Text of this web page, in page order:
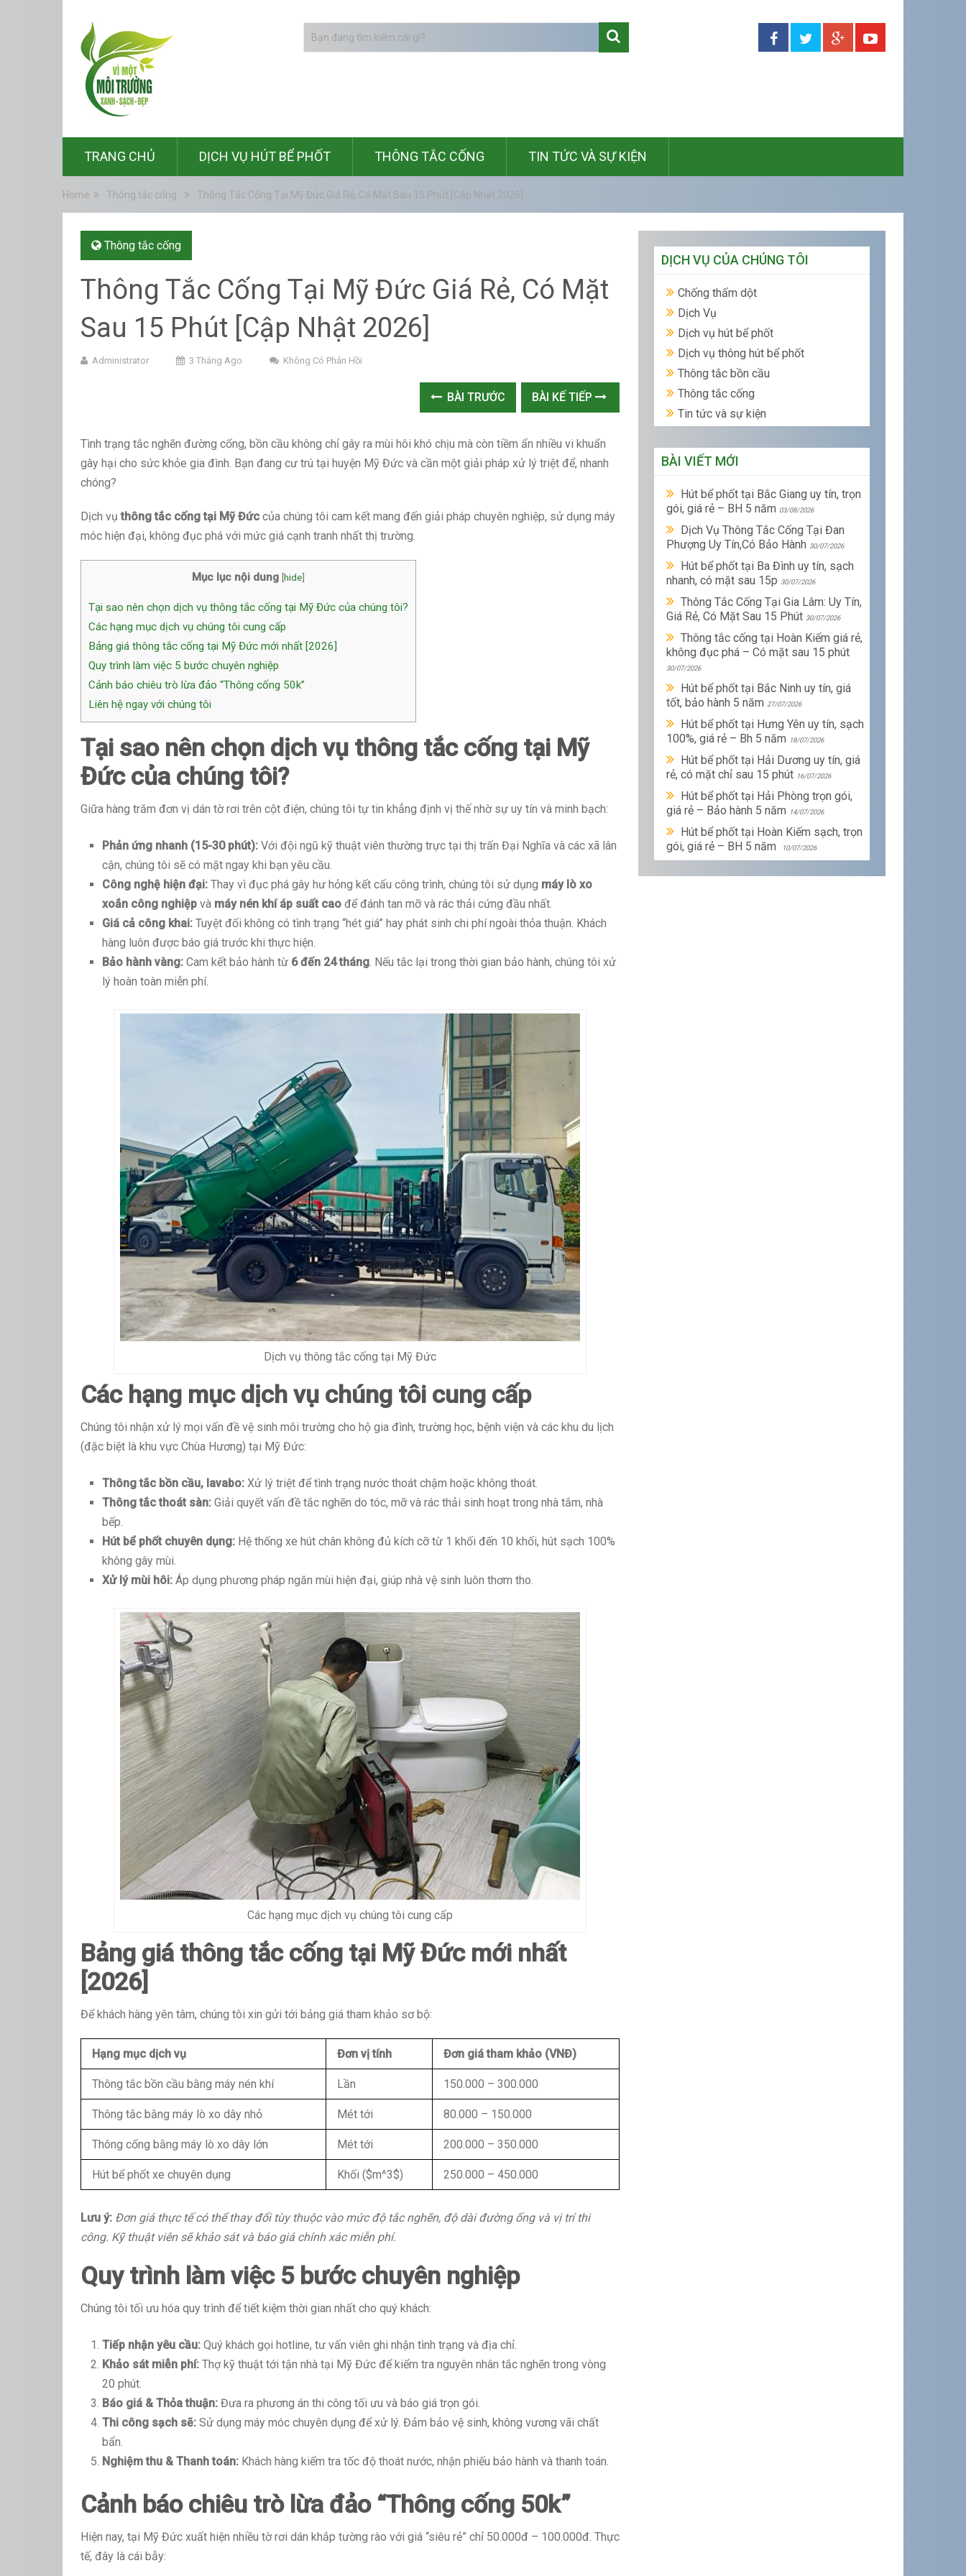
TRANG CHỦ DỊCH VỤ HÚT BỂ PHỐT THÔNG TẮC CỐNG TIN TỨC VÀ SỰ KIỆN
Home Thông tắc cống Thông Tắc Cống Tại Mỹ Đức Giá Rẻ, Có Mặt Sau 15 Phút [Cập Nhật 2026]
Thông tắc cống
Thông Tắc Cống Tại Mỹ Đức Giá Rẻ, Có Mặt
Sau 15 Phút [Cập Nhật 2026]
Administrator 3 Tháng Ago Không Có Phản Hồi
BÀI TRƯỚC BÀI KẾ TIẾP
Tình trạng tắc nghẽn đường cống, bồn cầu không chỉ gây ra mùi hôi khó chịu mà còn tiềm ẩn nhiều vi khuẩn
gây hại cho sức khỏe gia đình. Bạn đang cư trú tại huyện Mỹ Đức và cần một giải pháp xử lý triệt để, nhanh
chóng?
Dịch vụthông tắc cống tại Mỹ Đức của chúng tôi cam kết mang đến giải pháp chuyên nghiệp, sử dụng máy
móc hiện đại, không đục phá với mức giá cạnh tranh nhất thị trường.
Mục lục nội dung [hide]
Tại sao nên chọn dịch vụ thông tắc cống tại Mỹ Đức của chúng tôi?
Các hạng mục dịch vụ chúng tôi cung cấp
Bảng giá thông tắc cống tại Mỹ Đức mới nhất [2026]
Quy trình làm việc 5 bước chuyên nghiệp
Cảnh báo chiêu trò lừa đảo “Thông cống 50k”
Liên hệ ngay với chúng tôi
Tại sao nên chọn dịch vụ thông tắc cống tại Mỹ
Đức của chúng tôi?
Giữa hàng trăm đơn vị dán tờ rơi trên cột điện, chúng tôi tự tin khẳng định vị thế nhờ sự uy tín và minh bạch:
Phản ứng nhanh (15-30 phút): Với đội ngũ kỹ thuật viên thường trực tại thị trấn Đại Nghĩa và các xã lân
cận, chúng tôi sẽ có mặt ngay khi bạn yêu cầu.
Công nghệ hiện đại: Thay vì đục phá gây hư hỏng kết cấu công trình, chúng tôi sử dụng máy lò xo
xoắn công nghiệp và máy nén khí áp suất cao để đánh tan mỡ và rác thải cứng đầu nhất.
Giá cả công khai: Tuyệt đối không có tình trạng “hét giá” hay phát sinh chi phí ngoài thỏa thuận. Khách
hàng luôn được báo giá trước khi thực hiện.
Bảo hành vàng: Cam kết bảo hành từ 6 đến 24 tháng. Nếu tắc lại trong thời gian bảo hành, chúng tôi xử
lý hoàn toàn miễn phí.
Dịch vụ thông tắc cống tại Mỹ Đức
Các hạng mục dịch vụ chúng tôi cung cấp
Chúng tôi nhận xử lý mọi vấn đề vệ sinh môi trường cho hộ gia đình, trường học, bệnh viện và các khu du lịch
(đặc biệt là khu vực Chùa Hương) tại Mỹ Đức:
Thông tắc bồn cầu, lavabo: Xử lý triệt để tình trạng nước thoát chậm hoặc không thoát.
Thông tắc thoát sàn: Giải quyết vấn đề tắc nghẽn do tóc, mỡ và rác thải sinh hoạt trong nhà tắm, nhà
bếp.
Hút bể phốt chuyên dụng: Hệ thống xe hút chân không đủ kích cỡ từ 1 khối đến 10 khối, hút sạch 100%
không gây mùi.
Xử lý mùi hôi: Áp dụng phương pháp ngăn mùi hiện đại, giúp nhà vệ sinh luôn thơm tho.
Các hạng mục dịch vụ chúng tôi cung cấp
Bảng giá thông tắc cống tại Mỹ Đức mới nhất
[2026]
Để khách hàng yên tâm, chúng tôi xin gửi tới bảng giá tham khảo sơ bộ:
Hạng mục dịch vụ Đơn vị tính Đơn giá tham khảo (VNĐ)
Thông tắc bồn cầu bằng máy nén khí Lần 150.000 – 300.000
Thông tắc bằng máy lò xo dây nhỏ Mét tới 80.000 – 150.000
Thông cống bằng máy lò xo dây lớn Mét tới 200.000 – 350.000
Hút bể phốt xe chuyên dụng Khối ($m^3$) 250.000 – 450.000
Lưu ý: Đơn giá thực tế có thể thay đổi tùy thuộc vào mức độ tắc nghẽn, độ dài đường ống và vị trí thi
công. Kỹ thuật viên sẽ khảo sát và báo giá chính xác miễn phí.
Quy trình làm việc 5 bước chuyên nghiệp
Chúng tôi tối ưu hóa quy trình để tiết kiệm thời gian nhất cho quý khách:
Tiếp nhận yêu cầu: Quý khách gọi hotline, tư vấn viên ghi nhận tình trạng và địa chỉ.
Khảo sát miễn phí: Thợ kỹ thuật tới tận nhà tại Mỹ Đức để kiểm tra nguyên nhân tắc nghẽn trong vòng
20 phút.
Báo giá & Thỏa thuận: Đưa ra phương án thi công tối ưu và báo giá trọn gói.
Thi công sạch sẽ: Sử dụng máy móc chuyên dụng để xử lý. Đảm bảo vệ sinh, không vương vãi chất
bẩn.
Nghiệm thu & Thanh toán: Khách hàng kiểm tra tốc độ thoát nước, nhận phiếu bảo hành và thanh toán.
Cảnh báo chiêu trò lừa đảo “Thông cống 50k”
Hiện nay, tại Mỹ Đức xuất hiện nhiều tờ rơi dán khắp tường rào với giá “siêu rẻ” chỉ 50.000đ – 100.000đ. Thực
tế, đây là cái bẫy:
DỊCH VỤ CỦA CHÚNG TÔI
Chống thấm dột
Dịch Vụ
Dịch vụ hút bể phốt
Dịch vụ thông hút bể phốt
Thông tắc bồn cầu
Thông tắc cống
Tin tức và sự kiện
BÀI VIẾT MỚI
Hút bể phốt tại Bắc Giang uy tín, trọn
gói, giá rẻ – BH 5 năm 03/08/2026
Dịch Vụ Thông Tắc Cống Tại Đan
Phượng Uy Tín,Có Bảo Hành 30/07/2026
Hút bể phốt tại Ba Đình uy tín, sạch
nhanh, có mặt sau 15p 30/07/2026
Thông Tắc Cống Tại Gia Lâm: Uy Tín,
Giá Rẻ, Có Mặt Sau 15 Phút 30/07/2026
Thông tắc cống tại Hoàn Kiếm giá rẻ,
không đục phá – Có mặt sau 15 phút
30/07/2026
Hút bể phốt tại Bắc Ninh uy tín, giá
tốt, bảo hành 5 năm 27/07/2026
Hút bể phốt tại Hưng Yên uy tín, sạch
100%, giá rẻ – Bh 5 năm
18/07/2026
Hút bể phốt tại Hải Dương uy tín, giá
rẻ, có mặt chỉ sau 15 phút 16/07/2026
Hút bể phốt tại Hải Phòng trọn gói,
giá rẻ – Bảo hành 5 năm
14/07/2026
Hút bể phốt tại Hoàn Kiếm sạch, trọn
gói, giá rẻ – BH 5 năm
10/07/2026